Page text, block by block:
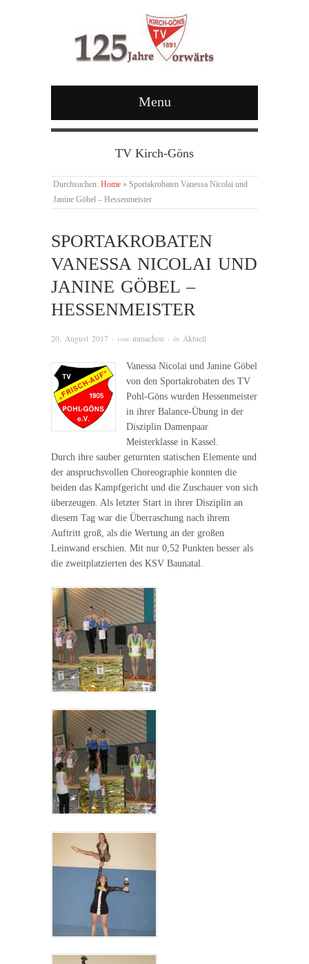
Menu
TV Kirch-Göns
Durchsuchen: Home » Sportakrobaten Vanessa Nicolai und
Janine Göbel – Hessenmeister
SPORTAKROBATEN
VANESSA NICOLAI UND
JANINE GÖBEL –
HESSENMEISTER
20. August 2017 · von mmachon · in Aktuell
Vanessa Nicolai und Janine Göbel
von den Sportakrobaten des TV
Pohl-Göns wurden Hessenmeister
in ihrer Balance-Übung in der
Disziplin Damenpaar
Meisterklasse in Kassel.
Durch ihre sauber geturnten statischen Elemente und
der anspruchsvollen Choreographie konnten die
beiden das Kampfgericht und die Zuschauer von sich
überzeugen. Als letzter Start in ihrer Disziplin an
diesem Tag war die Überraschung nach ihrem
Auftritt groß, als die Wertung an der großen
Leinwand erschien. Mit nur 0,52 Punkten besser als
die zweitplatzierten des KSV Baunatal.